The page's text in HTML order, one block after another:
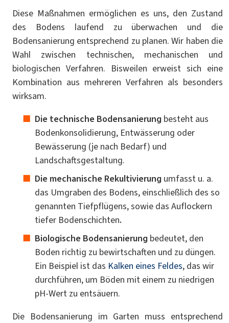
Diese Maßnahmen ermöglichen es uns, den Zustand
des Bodens laufend zu überwachen und die
Bodensanierung entsprechend zu planen. Wir haben die
Wahl zwischen technischen, mechanischen und
biologischen Verfahren. Bisweilen erweist sich eine
Kombination aus mehreren Verfahren als besonders
wirksam.
Die technische Bodensanierung besteht aus
Bodenkonsolidierung, Entwässerung oder
Bewässerung (je nach Bedarf) und
Landschaftsgestaltung.
Die mechanische Rekultivierung umfasst u. a.
das Umgraben des Bodens, einschließlich des so
genannten Tiefpflügens, sowie das Auflockern
tiefer Bodenschichten.
Biologische Bodensanierung bedeutet, den
Boden richtig zu bewirtschaften und zu düngen.
Ein Beispiel ist das Kalken eines Feldes, das wir
durchführen, um Böden mit einem zu niedrigen
pH-Wert zu entsäuern.
Die Bodensanierung im Garten muss entsprechend